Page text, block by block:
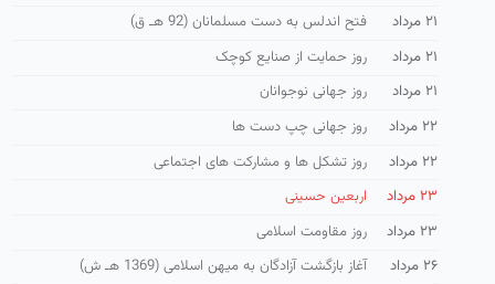
۲۱ مرداد
فتح اندلس به دست مسلمانان (92 هـ ق)
۲۱ مرداد
روز حمایت از صنایع كوچک
۲۱ مرداد
روز جهانی نوجوانان
۲۲ مرداد
روز جهانی چپ دست ها
۲۲ مرداد
روز تشكل ها و مشاركت های اجتماعی
۲۳ مرداد
اربعین حسینی
۲۳ مرداد
روز مقاومت اسلامی
۲۶ مرداد
آغاز بازگشت آزادگان به میهن اسلامی (1369 هـ ش)